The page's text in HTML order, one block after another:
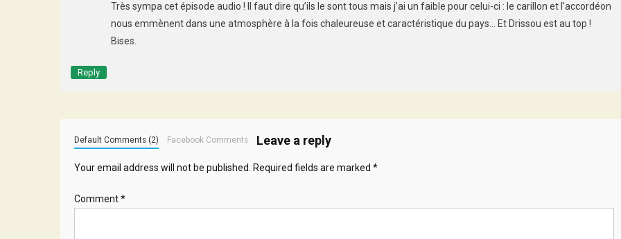
Très sympa cet épisode audio ! Il faut dire qu’ils le sont tous mais j’ai un faible pour celui-ci : le carillon et l’accordéon
nous emmènent dans une atmosphère à la fois chaleureuse et caractéristique du pays… Et Drissou est au top !
Bises.
Reply
Leave a reply
Default Comments (2) Facebook Comments
Your email address will not be published. Required fields are marked *
Comment*